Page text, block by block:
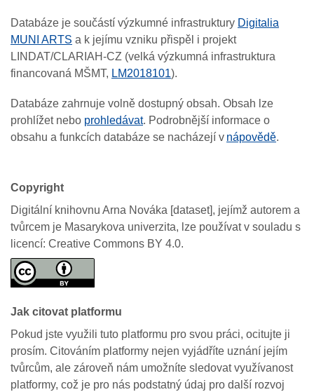
Databáze je součástí výzkumné infrastruktury Digitalia
MUNI ARTS a k jejímu vzniku přispěl i projekt
LINDAT/CLARIAH-CZ (velká výzkumná infrastruktura
financovaná MŠMT, LM2018101).
Databáze zahrnuje volně dostupný obsah. Obsah lze
prohlížet nebo prohledávat. Podrobnější informace o
obsahu a funkcích databáze se nacházejí v nápovědě.
Copyright
Digitální knihovnu Arna Nováka [dataset], jejímž autorem a
tvůrcem je Masarykova univerzita, lze používat v souladu s
licencí: Creative Commons BY 4.0.
Jak citovat platformu
Pokud jste využili tuto platformu pro svou práci, ocitujte ji
prosím. Citováním platformy nejen vyjádříte uznání jejím
tvůrcům, ale zároveň nám umožníte sledovat využívanost
platformy, což je pro nás podstatný údaj pro další rozvoj